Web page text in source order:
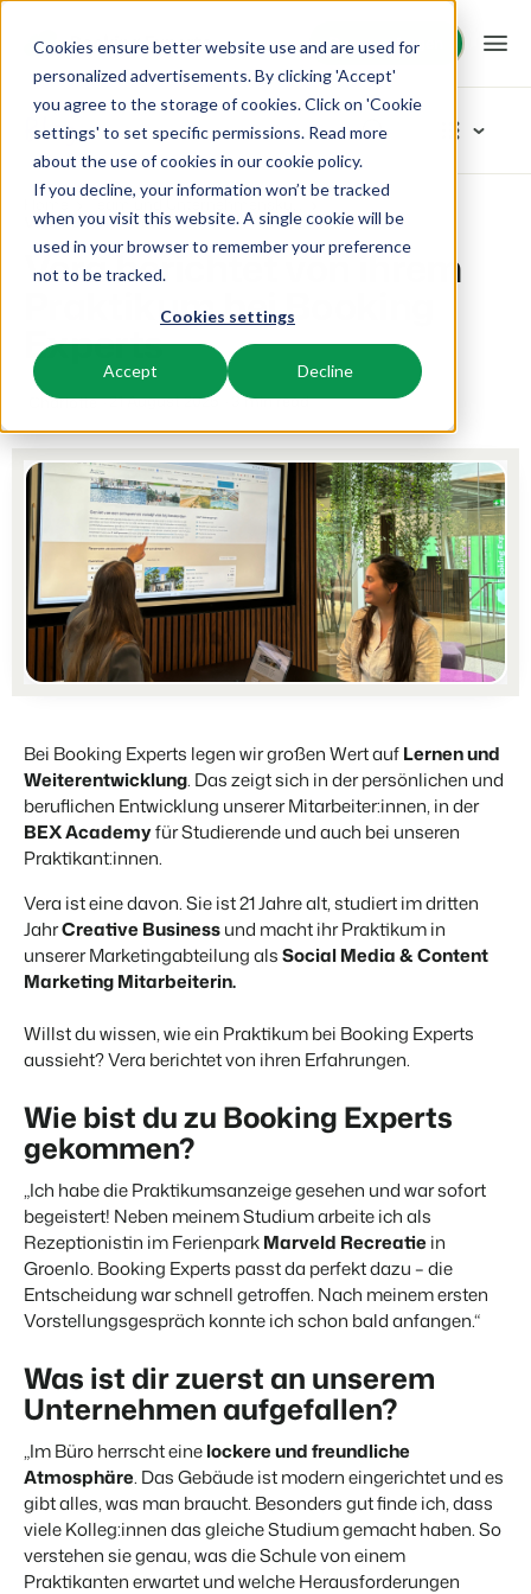
Cookies ensure better website use and are used for
personalized advertisements. By clicking 'Accept'
you agree to the storage of cookies. Click on 'Cookie
settings' to set specific permissions. Read more
about the use of cookies in our cookie policy.
If you decline, your information won’t be tracked
when you visit this website. A single cookie will be
used in your browser to remember your preference
not to be tracked.
Cookies settings
Accept Decline
Demo anfragen
Demo anfragen
Plattform
BEX PMS
PMS
Verwalte alle Backoffice Abläufe.
Vermarkte dein Angebot auf verschiedenen Channels.
App Store
Verbinde dich mit deinen Lieblingsapps und -tools.
Business Intelligence
Triff Entscheidungen, die sich auf Zahlen und Fakten beruhen.
Eigentümerverwaltung
Zeige dich gegenüber Fewo- Eigentümern transparent.
Wechseln
Bist du bereit für den nächsten Schritt?
Website Integration
Du hast bereits eine Website? Binde sie ein!
BEX CMS
Website für Vermietungen
Website für Immobilien
BEX Linguist
Begrüße Gäste in ihrer Landessprache.
Marketing
Online-Marketing
Die starke Kombination aus Markenbildung und Performance-
Immobilien Marketing
Dein Projekt im Handumdrehen ausverkauft.
Booking Analytics
Premium BI-Tool
Unsere Lösungen
BEX für:
Ferienhäuser, Bungalows, Mobilheime und Weinfässer.
Stellplätze, Camping, Glamping und Zelten.
Resorts
Ski-, Wellness-, Golf- und Tauchresorts.
Hotels
Hotelzimmer, Appartements, B&Bs und Pensionen.
Vermietungsagenturen
Exklusive Vermietung und Reseller.
Immobilien und Neubauprojekte.
Ferienparkgruppen und -ketten
Ketten und eigenständige Marken
Verbreite dein Angebot auf
relevante Channels und
Mehr erfahren
BEX Channel Manager
Ressourcen
Wissenswertes
BEX Educate | Pro
Weiter lernen, weiter führen in der Freizeitbranche
Blog
Neuigkeiten der Branche und wertvolle Tipps
Events
Lerne uns auf verschiedenen Veranstaltungen kennen.
Kundenstories
Das sagen unsere Nutzer.
Kontakt
Customer Success
Erhalte Antworten auf deine Fragen.
Bist du bereit für den nächsten Schritt?
Partnerprogramme
Lass uns gemeinsam die Branche transformieren.
Software Entwickler
Trust Center
Vertrauen bei Booking Experts
Über uns
Customer Success
Erhalte Antworten auf deine Fragen.
Jobs
Finde hier deinen neuen Traumjob!
Kontakt
Nimm Kontakt mit uns auf.
Über uns
Lerne unsere Kultur & Werte kennen.
Preise
Kundenstories
Übersicht
Für Ferienparks
Für Campingplätze
Wechseln
Anmelden
Blog
Artikel-Kategorien
Neu
Bereit für Innovation
Produkt
Von der Idee bis hin zur Lösung
Team und Unternehmenskultur
Marketing
Tipps und Best Practices
Partners
Gemeinsam stärker
Home
Vera berichtet von ihrem Praktikum bei Booking Experts
Vera berichtet von ihrem
Praktikum bei Booking
Experts
Charlotte 21 August 2025 3 min read
Bei Booking Experts legen wir großen Wert aufLernen und
Weiterentwicklung. Das zeigt sich in der persönlichen und
beruflichen Entwicklung unserer Mitarbeiter:innen, in der
BEX Academyfür Studierende und auch bei unseren
Praktikant:innen.
Vera ist eine davon. Sie ist 21 Jahre alt, studiert im dritten
JahrCreative Businessund macht ihr Praktikum in
unserer Marketingabteilung alsSocial Media & Content
Marketing Mitarbeiterin.
Willst du wissen, wie ein Praktikum bei Booking Experts
aussieht? Vera berichtet von ihren Erfahrungen.
Wie bist du zu Booking Experts
gekommen?
„Ich habe die Praktikumsanzeige gesehen und war sofort
begeistert! Neben meinem Studium arbeite ich als
Rezeptionistin im FerienparkMarveld Recreatie in
Groenlo. Booking Experts passt da perfekt dazu – die
Entscheidung war schnell getroffen. Nach meinem ersten
Vorstellungsgespräch konnte ich schon bald anfangen.“
Was ist dir zuerst an unserem
Unternehmen aufgefallen?
„Im Büro herrscht einelockere und freundliche
Atmosphäre. Das Gebäude ist modern eingerichtet und es
gibt alles, was man braucht. Besonders gut finde ich, dass
viele Kolleg:innen das gleiche Studium gemacht haben. So
verstehen sie genau, was die Schule von einem
Praktikanten erwartet und welche Herausforderungen